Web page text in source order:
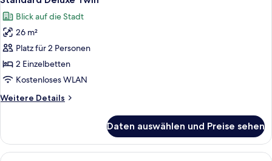
Fotos
für
Standard
Deluxe
Twin
anzeigen
Blick auf die Stadt
26 m²
Platz für 2 Personen
2 Einzelbetten
Kostenloses WLAN
Weitere Details
Weitere
Deluxe
Twin
Daten auswählen und Preise sehen